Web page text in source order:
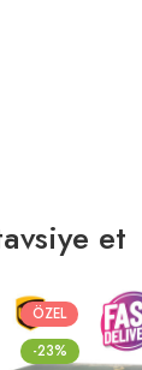
et
ÖZEL
-23%